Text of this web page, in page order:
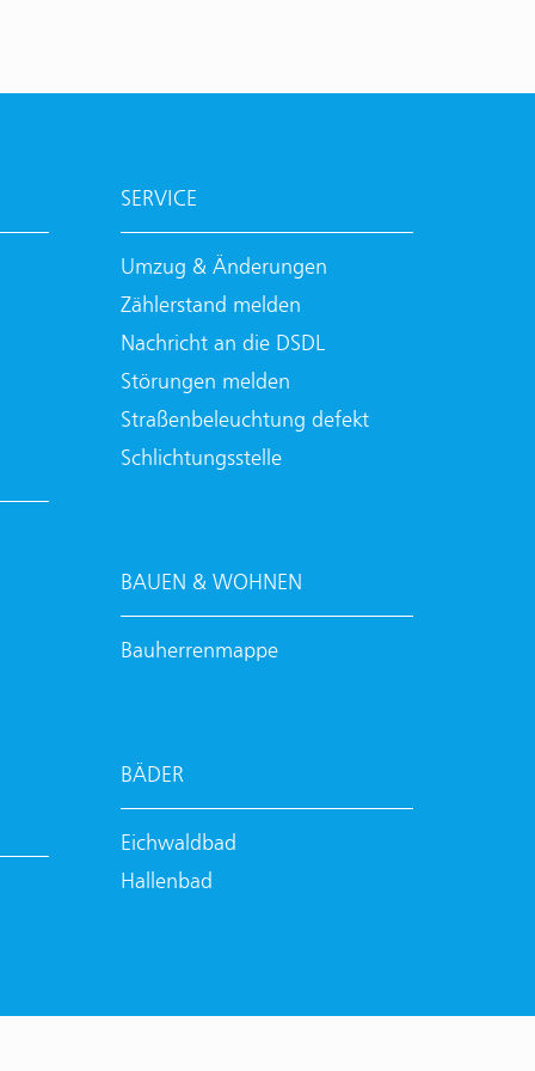
SERVICE
Umzug & Änderungen
Zählerstand melden
Nachricht an die DSDL
Störungen melden
Straßenbeleuchtung defekt
Schlichtungsstelle
BAUEN & WOHNEN
Bauherrenmappe
BÄDER
Eichwaldbad
Hallenbad